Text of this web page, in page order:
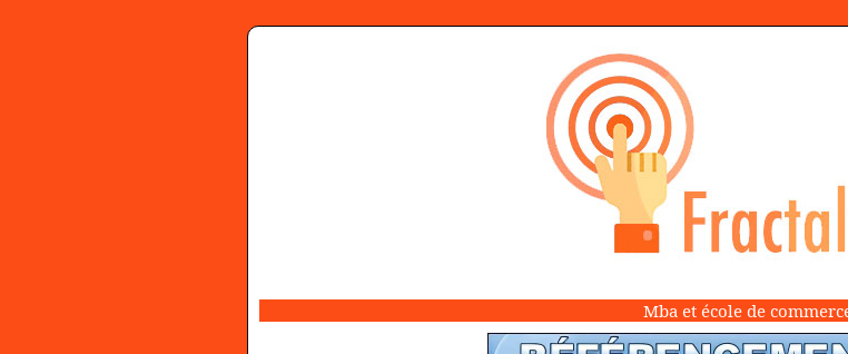
Mba et école de